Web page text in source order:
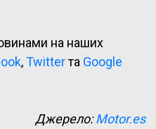
на наших
,Twitterта Google
Джерело:Motor.es